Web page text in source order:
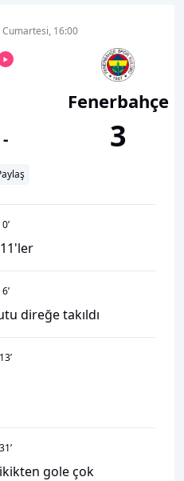
16:00
-
Fenerbahçe
3
0’
6’
direğe takıldı
13’
31’
gole çok